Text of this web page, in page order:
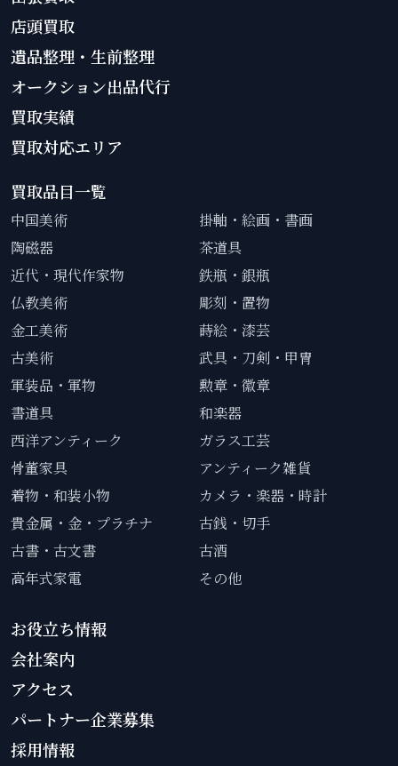
店頭買取
遺品整理・生前整理
オークション出品代行
買取実績
買取対応エリア
買取品目一覧
中国美術
掛軸・絵画・書画
陶磁器
茶道具
近代・現代作家物
鉄瓶・銀瓶
仏教美術
彫刻・置物
金工美術
蒔絵・漆芸
古美術
武具・刀剣・甲冑
軍装品・軍物
勲章・徽章
書道具
和楽器
西洋アンティーク
ガラス工芸
骨董家具
アンティーク雑貨
着物・和装小物
カメラ・楽器・時計
貴金属・金・プラチナ
古銭・切手
古書・古文書
古酒
高年式家電
その他
お役立ち情報
会社案内
アクセス
パートナー企業募集
採用情報